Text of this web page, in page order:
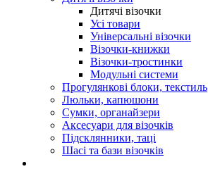
Дитячі візочки
Усі товари
Універсальні візочки
Візочки-книжки
Візочки-тростинки
Модульні системи
Прогулянкові блоки, текстиль
Люльки, капюшони
Сумки, органайзери
Аксесуари для візочків
Підсклянники, таці
Шасі та бази візочків